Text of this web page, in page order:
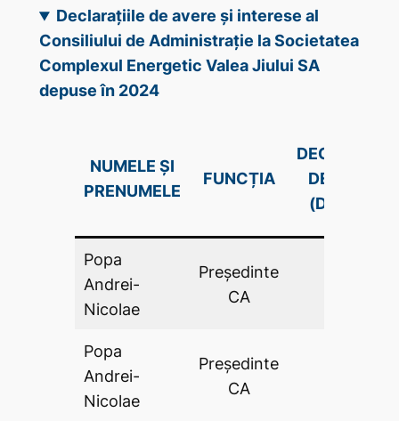
Declarațiile de avere și interese al
Consiliului de Administrație la Societatea
Complexul Energetic Valea Jiului SA
depuse în 2024
NUMELE ȘI
PRENUMELE
FUNCȚIA
DECLARAŢIE
DE AVERE
(DA .PDF)
Popa
Andrei-
Nicolae
Preşedinte
CA
Popa
Andrei-
Nicolae
Preşedinte
CA